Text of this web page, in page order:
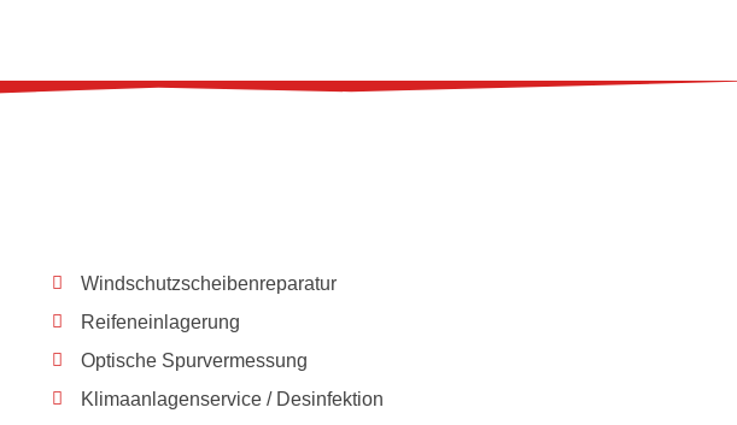
Windschutzscheibenreparatur
Reifeneinlagerung
Optische Spurvermessung
Klimaanlagenservice / Desinfektion